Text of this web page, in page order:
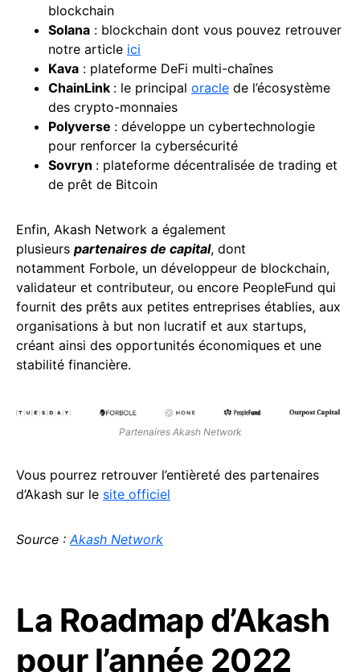
blockchain
Solana : blockchain dont vous pouvez retrouver
notre article ici
Kava : plateforme DeFi multi-chaînes
ChainLink : le principal oracle de l’écosystème
des crypto-monnaies
Polyverse : développe un cybertechnologie
pour renforcer la cybersécurité
Sovryn : plateforme décentralisée de trading et
de prêt de Bitcoin
Enfin, Akash Network a également
plusieurs partenaires de capital, dont
notamment Forbole, un développeur de blockchain,
validateur et contributeur, ou encore PeopleFund qui
fournit des prêts aux petites entreprises établies, aux
organisations à but non lucratif et aux startups,
créant ainsi des opportunités économiques et une
stabilité financière.
Partenaires Akash Network
Vous pourrez retrouver l’entièreté des partenaires
d’Akash sur le site officiel
Source :Akash Network
La Roadmap d’Akash
pour l’année 2022